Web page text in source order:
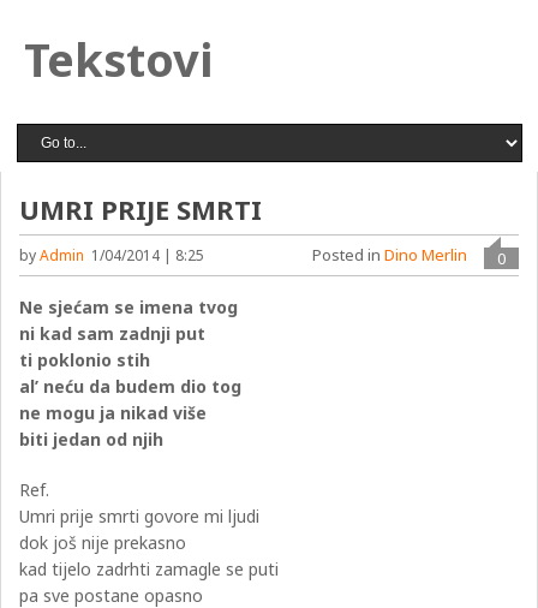
Tekstovi
UMRI PRIJE SMRTI
byAdmin 1/04/2014 | 8:25 0
Posted in Dino Merlin
Ne sjećam se imena tvog
ni kad sam zadnji put
ti poklonio stih
al’ neću da budem dio tog
ne mogu ja nikad više
biti jedan od njih
Ref.
Umri prije smrti govore mi ljudi
dok još nije prekasno
kad tijelo zadrhti zamagle se puti
pa sve postane opasno